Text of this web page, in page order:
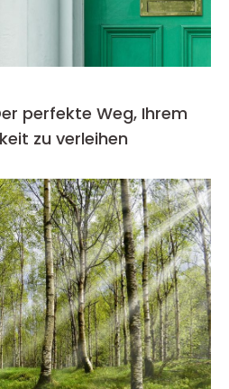
perfekte Weg, Ihrem
zu verleihen